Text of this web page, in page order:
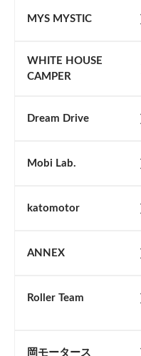
MYS MYSTIC
WHITE HOUSE
CAMPER
Dream Drive
Mobi Lab.
katomotor
ANNEX
Roller Team
岡モータース